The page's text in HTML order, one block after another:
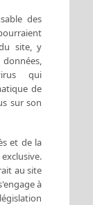
des
site, y
qui
de
sur son
et de la
au site
à